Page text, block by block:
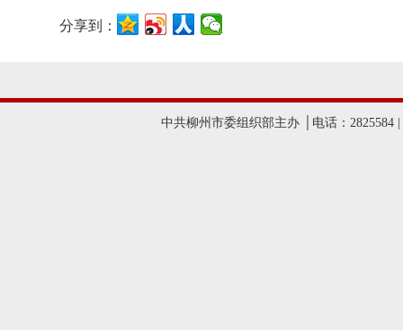
分享到：
中共柳州市委组织部主办 │电话：2825584